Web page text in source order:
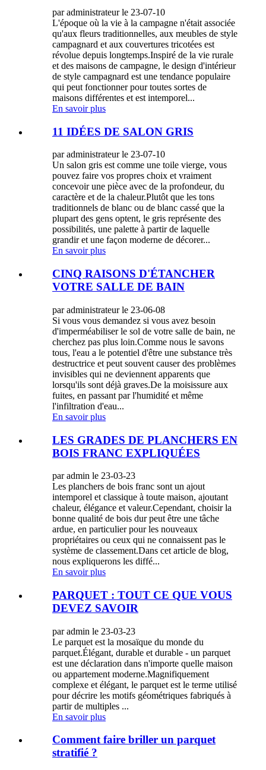
par administrateur le 23-07-10
L'époque où la vie à la campagne n'était associée
qu'aux fleurs traditionnelles, aux meubles de style
campagnard et aux couvertures tricotées est
révolue depuis longtemps.Inspiré de la vie rurale
et des maisons de campagne, le design d'intérieur
de style campagnard est une tendance populaire
qui peut fonctionner pour toutes sortes de
maisons différentes et est intemporel...
En savoir plus
11 IDÉES DE SALON GRIS
par administrateur le 23-07-10
Un salon gris est comme une toile vierge, vous
pouvez faire vos propres choix et vraiment
concevoir une pièce avec de la profondeur, du
caractère et de la chaleur.Plutôt que les tons
traditionnels de blanc ou de blanc cassé que la
plupart des gens optent, le gris représente des
possibilités, une palette à partir de laquelle
grandir et une façon moderne de décorer...
En savoir plus
CINQ RAISONS D'ÉTANCHER
VOTRE SALLE DE BAIN
par administrateur le 23-06-08
Si vous vous demandez si vous avez besoin
d'imperméabiliser le sol de votre salle de bain, ne
cherchez pas plus loin.Comme nous le savons
tous, l'eau a le potentiel d'être une substance très
destructrice et peut souvent causer des problèmes
invisibles qui ne deviennent apparents que
lorsqu'ils sont déjà graves.De la moisissure aux
fuites, en passant par l'humidité et même
l'infiltration d'eau...
En savoir plus
LES GRADES DE PLANCHERS EN
BOIS FRANC EXPLIQUÉES
par admin le 23-03-23
Les planchers de bois franc sont un ajout
intemporel et classique à toute maison, ajoutant
chaleur, élégance et valeur.Cependant, choisir la
bonne qualité de bois dur peut être une tâche
ardue, en particulier pour les nouveaux
propriétaires ou ceux qui ne connaissent pas le
système de classement.Dans cet article de blog,
nous expliquerons les diffé...
En savoir plus
PARQUET : TOUT CE QUE VOUS
DEVEZ SAVOIR
par admin le 23-03-23
Le parquet est la mosaïque du monde du
parquet.Élégant, durable et durable - un parquet
est une déclaration dans n'importe quelle maison
ou appartement moderne.Magnifiquement
complexe et élégant, le parquet est le terme utilisé
pour décrire les motifs géométriques fabriqués à
partir de multiples ...
En savoir plus
Comment faire briller un parquet
stratifié ?